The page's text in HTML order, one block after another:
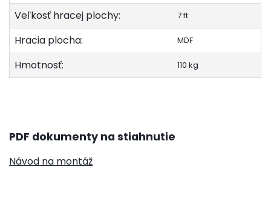
Veľkosť hracej plochy: 7 ft
Hracia plocha: MDF
Hmotnosť: 110 kg
PDF dokumenty na stiahnutie
Návod na montáž